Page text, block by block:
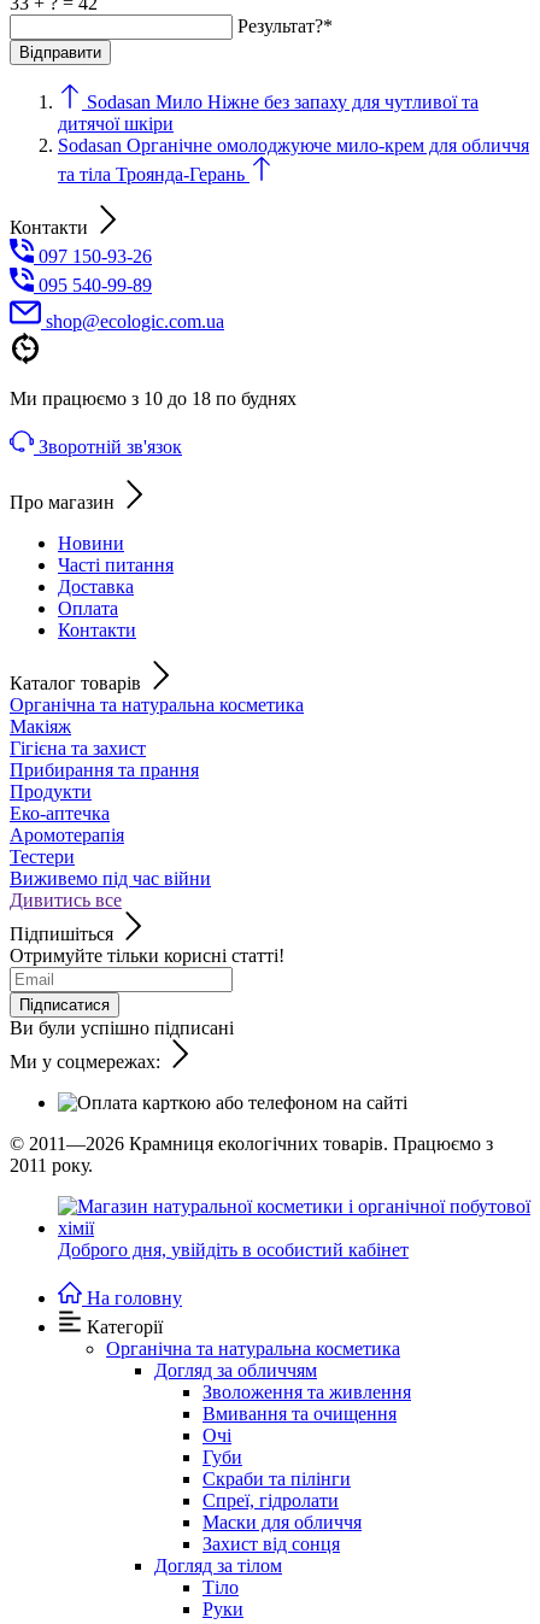
Результат?*
Sodasan Мило Ніжне без запаху для чутливої та
дитячої шкіри
Sodasan Органічне омолоджуюче мило-крем для обличчя
та тіла Троянда-Герань
Контакти
097 150-93-26
095 540-99-89
shoр@ecologic.com.ua
Ми працюємо з 10 до 18 по буднях
Зворотній зв'язок
Про магазин
Новини
Часті питання
Доставка
Оплата
Контакти
Каталог товарів
Органічна та натуральна косметика
Макіяж
Гігієна та захист
Прибирання та прання
Продукти
Еко-аптечка
Аромотерапія
Тестери
Виживемо під час війни
Дивитись все
Підпишіться
Отримуйте тільки корисні статті!
Підписатися
Ви були успішно підписані
Ми у соцмережах:
© 2011—2026 Крамниця екологічних товарів. Працюємо з
2011 року.
Доброго дня, увійдіть в особистий кабінет
На головну
Категорії
Органічна та натуральна косметика
Догляд за обличчям
Зволоження та живлення
Вмивання та очищення
Очі
Губи
Скраби та пілінги
Спреї, гідролати
Маски для обличчя
Захист від сонця
Догляд за тілом
Тіло
Руки